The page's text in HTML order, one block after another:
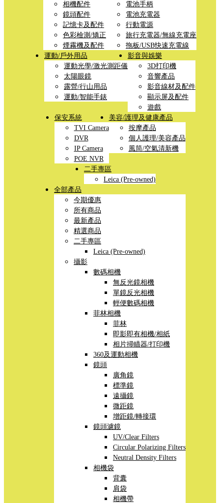
相機配件
鏡頭配件
記憶卡及配件
色彩檢測/矯正
煙霧機及配件
電池手柄
電池充電器
行動電源
旅行充電器/無線充電座
拖板/USB快速充電線
運動/戶外用品
運動光學/激光測距儀
太陽眼鏡
露營/行山用品
運動/智能手錶
影音與娛樂
3D打印機
音響產品
影音線材及配件
顯示屏及配件
遊戲
保安系統
TVI Camera
DVR
IP Camera
POE NVR
美容/護理及健康產品
按摩產品
個人護理/美容產品
風筒/空氣清新機
二手專區
Leica (Pre-owned)
全部產品
今期優惠
所有商品
最新產品
精選商品
二手專區
Leica (Pre-owned)
攝影
數碼相機
無反光鏡相機
單鏡反光相機
輕便數碼相機
菲林相機
菲林
即影即有相機/相紙
相片掃瞄器/打印機
360及運動相機
鏡頭
廣角鏡
標準鏡
遠攝鏡
微距鏡
增距鏡/轉接環
鏡頭濾鏡
UV/Clear Filters
Circular Polarizing Filters
Neutral Density Filters
相機袋
背囊
肩袋
相機帶